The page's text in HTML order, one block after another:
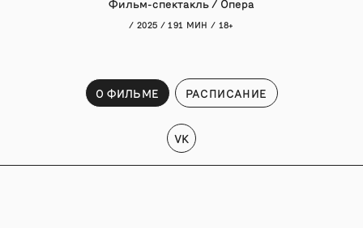
Фильм-спектакль / Опера
/ 2025 / 191 МИН / 18+
О ФИЛЬМЕ РАСПИСАНИЕ
VK